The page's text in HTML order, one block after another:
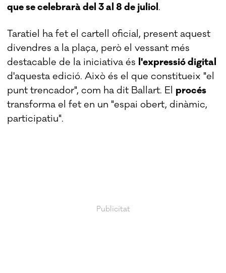
que se celebrarà del 3 al 8 de juliol .
Taratiel ha fet el cartell oficial, present aquest
divendres a la plaça, però el vessant més
destacable de la iniciativa és l'expressió digital
d'aquesta edició. Això és el que constitueix "el
punt trencador", com ha dit Ballart. El procés
transforma el fet en un "espai obert, dinàmic,
participatiu".